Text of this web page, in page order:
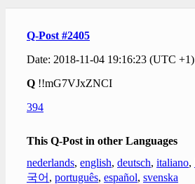
Q-Post #2405
Date: 2018-11-04 19:16:23 (UTC +1)
Q !!mG7VJxZNCI
394
This Q-Post in other Languages
nederlands, english, deutsch, italiano,
국어 , português, español, svenska